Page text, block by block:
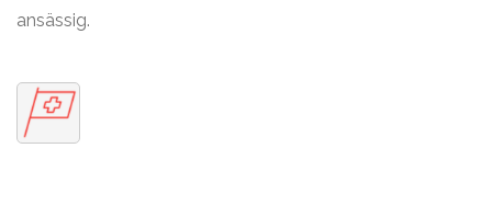
ansässig.